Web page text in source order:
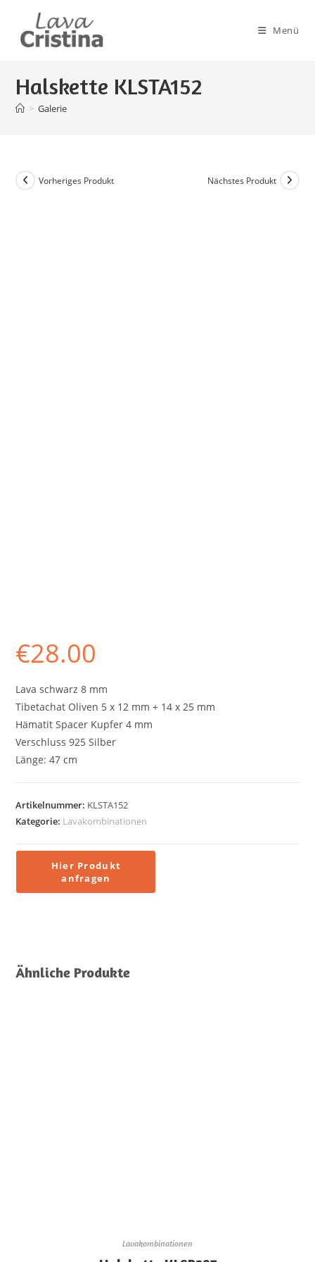
springen
Menü
Halskette KLSTA152
> Galerie
Vorheriges Produkt Nächstes Produkt
€28.00
Lava schwarz 8 mm
Tibetachat Oliven 5 x 12 mm + 14 x 25 mm
Hämatit Spacer Kupfer 4 mm
Verschluss 925 Silber
Länge: 47 cm
Artikelnummer: KLSTA152
Kategorie: Lavakombinationen
Ähnliche Produkte
Lavakombinationen